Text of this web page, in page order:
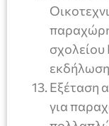
σχολείου
Εξέταση
για